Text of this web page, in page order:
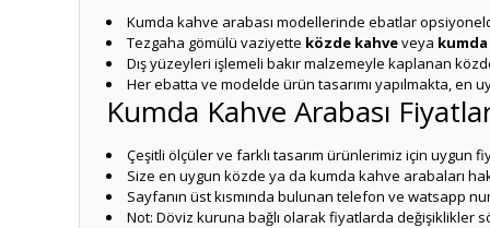
Kumda kahve arabası modellerinde ebatlar
Tezgaha gömülü vaziyette közde kahveveya kumda
Dış yüzeyleri işlemeli bakır malzemeyle kaplanan
Her ebatta ve modelde ürün tasarımı yapılmakta, en
Kumda Kahve Arabası
Çeşitli ölçüler ve farklı tasarım ürünlerimiz için uygun
Size en uygun közde ya da kumda kahve arabaları
Sayfanın üst kısmında bulunan telefon ve watsapp
Not: Döviz kuruna bağlı olarak fiyatlarda değişiklikler